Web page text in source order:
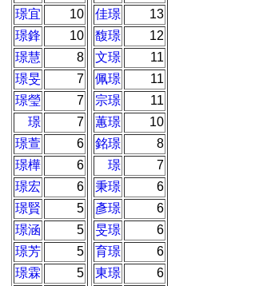
璟宜
10
璟鋒
10
璟慧
8
璟旻
7
璟瑩
7
璟
7
璟萱
6
璟樺
6
璟宏
6
璟賢
5
璟涵
5
璟芳
5
璟霖
5
佳璟
13
馥璟
12
文璟
11
佩璟
11
宗璟
11
蕙璟
10
銘璟
8
璟
7
秉璟
6
彥璟
6
旻璟
6
育璟
6
東璟
6